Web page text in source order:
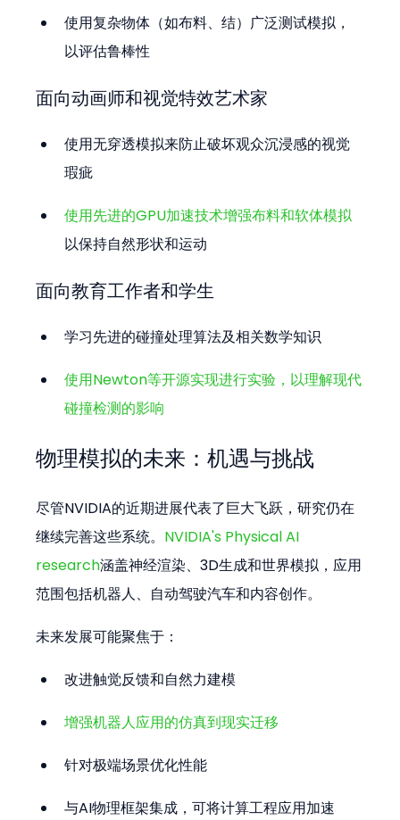
使用复杂物体（如布料、结）广泛测试模拟，
以评估鲁棒性
面向动画师和视觉特效艺术家
使用无穿透模拟来防止破坏观众沉浸感的视觉
瑕疵
使用先进的GPU加速技术增强布料和软体模拟
以保持自然形状和运动
面向教育工作者和学生
学习先进的碰撞处理算法及相关数学知识
使用Newton等开源实现进行实验，以理解现代
碰撞检测的影响
物理模拟的未来：机遇与挑战
尽管NVIDIA的近期进展代表了巨大飞跃，研究仍在
继续完善这些系统。 NVIDIA's Physical AI
research涵盖神经渲染、3D生成和世界模拟，应用
范围包括机器人、自动驾驶汽车和内容创作。
未来发展可能聚焦于：
改进触觉反馈和自然力建模
增强机器人应用的仿真到现实迁移
针对极端场景优化性能
与AI物理框架集成，可将计算工程应用加速